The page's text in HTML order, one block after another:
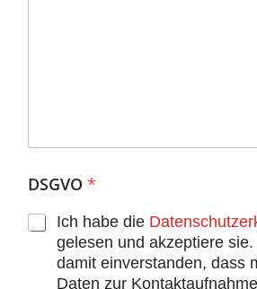
DSGVO *
Ich habe die
gelesen und akzeptiere sie.
damit einverstanden, dass
Daten zur